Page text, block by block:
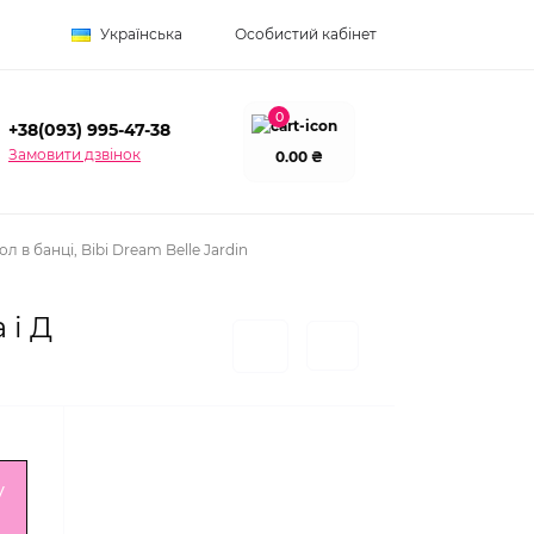
Українська Особистий кабінет
+38(093) 995-47-38
Замовити дзвінок
0
0.00 ₴
в банці, Bibi Dream Belle Jardin
і Д